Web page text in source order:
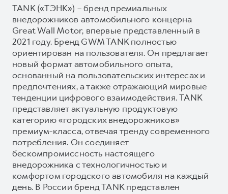
TANK («ТЭНК») – бренд премиальных
внедорожников автомобильного концерна
Great Wall Motor, впервые представленный в
2021 году. Бренд GWM TANK полностью
ориентирован на пользователя. Он предлагает
новый формат автомобильного опыта,
основанный на пользовательских интересах и
предпочтениях, а также отражающий мировые
тенденции цифрового взаимодействия. TANK
представляет актуальную продуктовую
категорию «городских внедорожников»
премиум-класса, отвечая тренду современного
потребления. Он соединяет
бескомпромиссность настоящего
внедорожника с технологичностью и
комфортом городского автомобиля на каждый
день. В России бренд TANK представлен